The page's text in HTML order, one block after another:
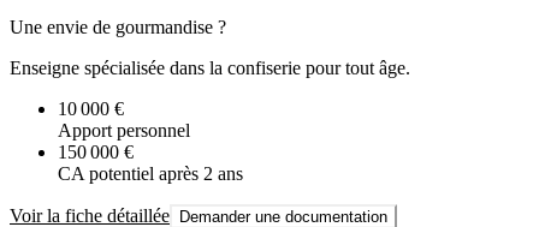
Une envie de gourmandise ?
Enseigne spécialisée dans la confiserie pour tout âge.
10 000 €
Apport personnel
150 000 €
CA potentiel après 2 ans
Voir la fiche détaillée Demander une documentation